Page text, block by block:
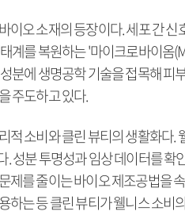
이오 소재의 등장이다. 세포 간
계를 복원하는 '마이크로바이옴
분에 생명공학 기술을 접목해 피
주도하고 있다.
적 소비와 클린 뷰티의 생활화다
. 성분 투명성과 임상 데이터를
제를 줄이는 바이오 제조공법을
하는 등 클린 뷰티가 웰니스 소비